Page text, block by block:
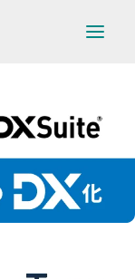
を一本化！電子
げた労務改革